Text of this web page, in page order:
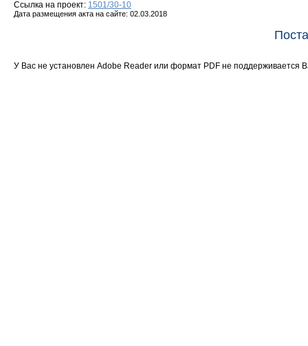
Ссылка на проект: 1501/30-10
Дата размещения акта на сайте: 02.03.2018
У Вас не установлен Adobe Reader или формат PDF не поддерживается